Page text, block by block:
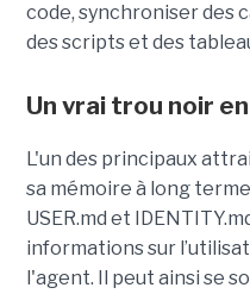
code, synchroniser des
des scripts et des
Un vrai trou noir
L'un des principaux
sa mémoire à long
USER.md et
informations sur
l'agent. Il peut ainsi se